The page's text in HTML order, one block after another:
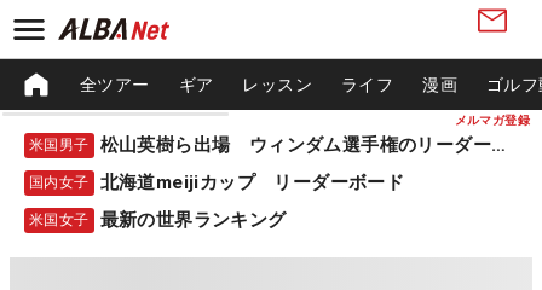
メルマガ登録
全ツアー ギア レッスン ライフ 漫画 ゴル
米国男子 松山英樹ら出場 ウィンダム選手権のリーダーボード
国内女子 北海道meijiカップ リーダーボード
米国女子 最新の世界ランキング